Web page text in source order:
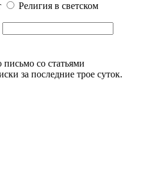
Религия в светском
со статьями
за последние трое суток.